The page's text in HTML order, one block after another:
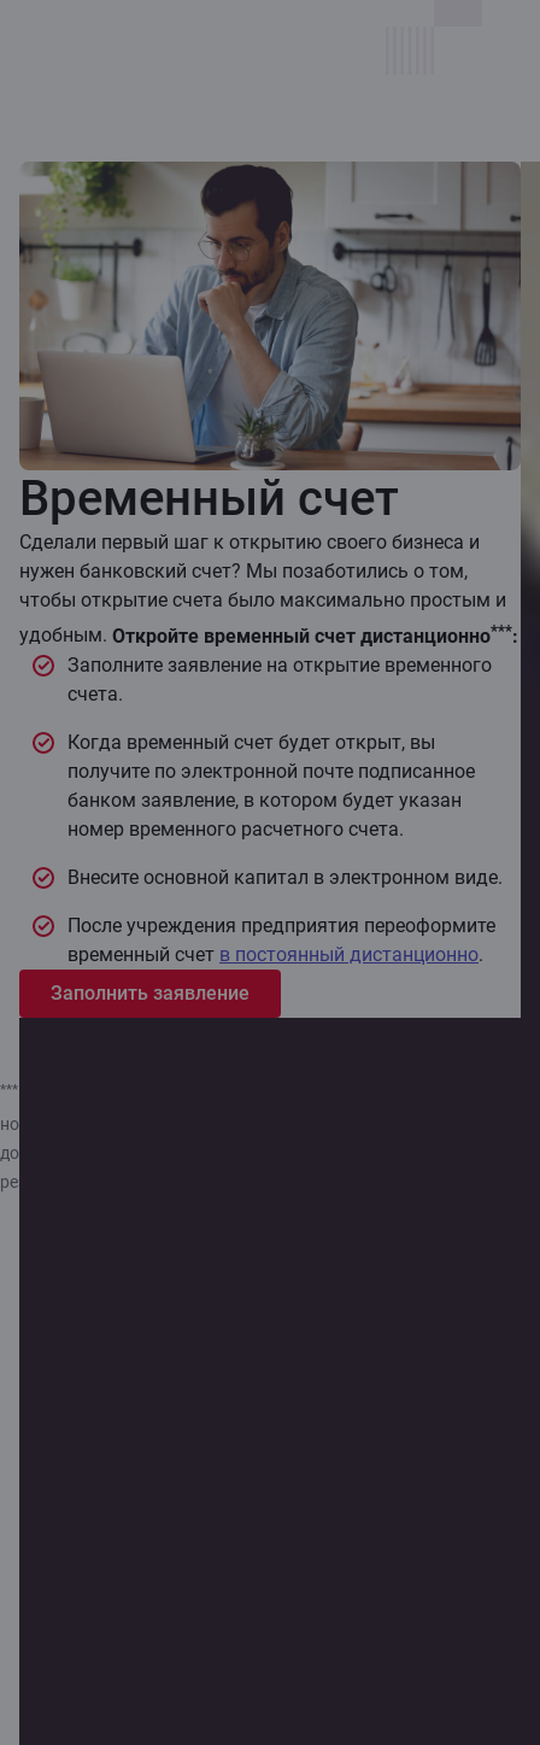
Временный счет
Сделали первый шаг к открытию своего бизнеса и
нужен банковский счет? Мы позаботились о том,
чтобы открытие счета было максимально простым и
удобным. Откройте временный счет дистанционно***:
Заполните заявление на открытие временного
счета.
Когда временный счет будет открыт, вы
получите по электронной почте подписанное
банком заявление, в котором будет указан
номер временного расчетного счета.
Внесите основной капитал в электронном виде.
После учреждения предприятия переоформите
временный счет в постоянный дистанционно.
Заполнить заявление
***
новым компаниям Латвийской Республики с числом учредителей
до пяти, при условии, что все они являются физическими лицами и
резидентами стран Балтии.